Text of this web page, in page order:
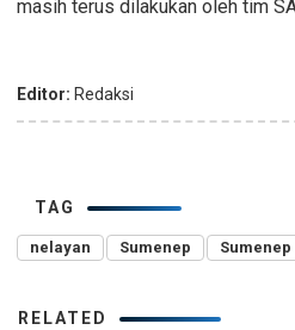
masih terus dilakukan oleh tim
Editor: Redaksi
TAG
nelayan Sumenep Sumenep
RELATED